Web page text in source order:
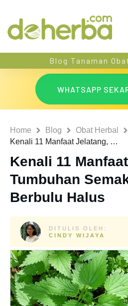
Blog Tanaman
WHATSAPP
Home Blog
Obat Herbal
Kenali 11 Manfaat Jelatang, Tumbuhan Semak Liar yang Berbulu Halus
Kenali 11
Tumbuhan
Berbulu Halus
DITULIS OLEH:
CINDY WIJAYA